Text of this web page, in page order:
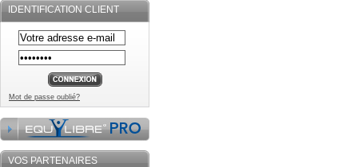
IDENTIFICATION CLIENT
Mot de passe oublié?
VOS PARTENAIRES